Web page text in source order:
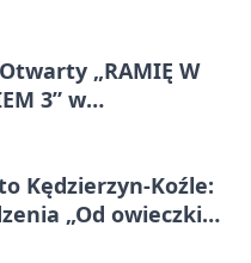
„RAMIĘ W
3” w
Kędzierzyn-Koźle:
„Od owieczki